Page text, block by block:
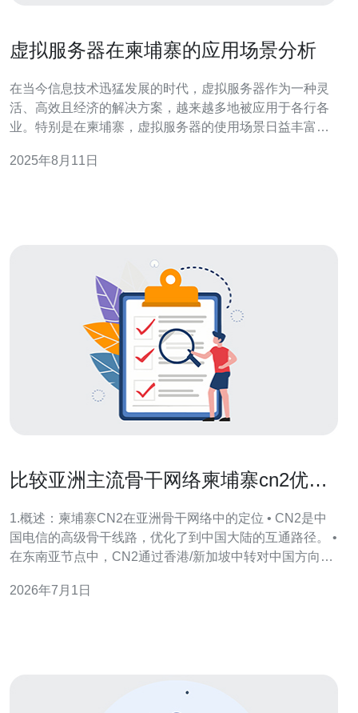
虚拟服务器在柬埔寨的应用场景分析
在当今信息技术迅猛发展的时代，虚拟服务器作为一种灵
活、高效且经济的解决方案，越来越多地被应用于各行各
业。特别是在柬埔寨，虚拟服务器的使用场景日益丰富，
作指南。 1. 虚拟服务器的基本概念 虚拟服务器是一种通过
2025年8月11日
比较亚洲主流骨干网络柬埔寨cn2优势
1.概述：柬埔寨CN2在亚洲骨干网络中的定位 • CN2是中
国电信的高级骨干线路，优化了到中国大陆的互通路径。 •
在东南亚节点中，CN2通过香港/新加坡中转对中国方向延
出口可减少大陆访问时延与丢包。 • 同时需关注本地接入
2026年7月1日